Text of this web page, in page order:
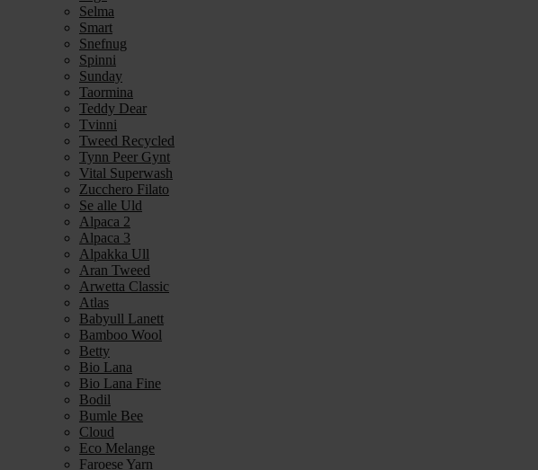
Selma
Smart
Snefnug
Spinni
Sunday
Taormina
Teddy Dear
Tvinni
Tweed Recycled
Tynn Peer Gynt
Vital Superwash
Zucchero Filato
Se alle Uld
Alpaca 2
Alpaca 3
Alpakka Ull
Aran Tweed
Arwetta Classic
Atlas
Babyull Lanett
Bamboo Wool
Betty
Bio Lana
Bio Lana Fine
Bodil
Bumle Bee
Cloud
Eco Melange
Faroese Yarn